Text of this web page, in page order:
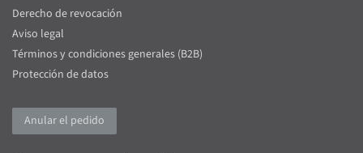
Derecho de revocación
Aviso legal
Términos y condiciones generales (B2B)
Protección de datos
Anular el pedido